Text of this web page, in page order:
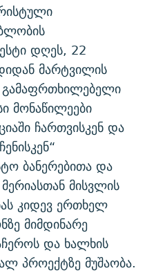
დღეს, 22
მარტვილის
გამაფრთხილებელი
მონაწილეები
ჩართვისკენ და
ბანერებითა და
მისვლის
კიდევ ერთხელ
მიმდინარე
და ხალხის
პროექტზე მუშაობა.